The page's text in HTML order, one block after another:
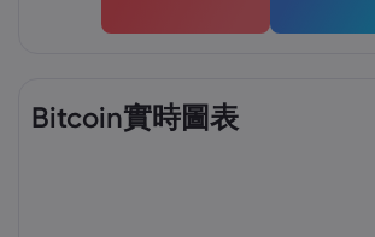
Bitcoin實時圖表